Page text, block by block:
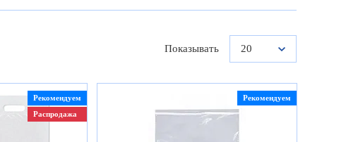
Показывать 20
Рекомендуем
Распродажа
Рекомендуем